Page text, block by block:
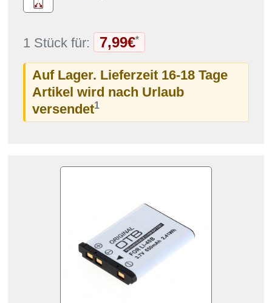
1 Stück für: 7,99€*
Auf Lager. Lieferzeit 16-18 Tage
Artikel wird nach Urlaub
versendet1